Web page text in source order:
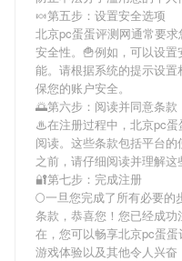
🍬第五步：设置安全选项
北京pc蛋蛋评测网通常要求
安全性。🍟例如，可以设
能。请根据系统的提示设
保您的账户安全。
🌅第六步：阅读并同意条款
♨在注册过程中， 北京pc蛋
阅读。这些条款包括平台
之前，请仔细阅读并理解这
🔐第七步：完成注册
🌕一旦您完成了所有必要的
条款，恭喜您！您已经成
在，您可以畅享北京pc蛋蛋
游戏体验以及其他令人兴奋